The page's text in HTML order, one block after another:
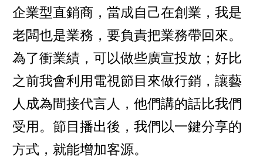
企業型直銷商，當成自己在創業，我是
老闆也是業務，要負責把業務帶回來。
為了衝業績，可以做些廣宣投放；好比
之前我會利用電視節目來做行銷，讓藝
人成為間接代言人，他們講的話比我們
受用。節目播出後，我們以一鍵分享的
方式，就能增加客源。